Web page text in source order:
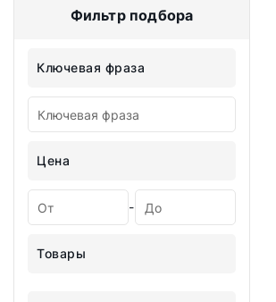
Фильтр подбора
Ключевая фраза
Цена
-
Товары